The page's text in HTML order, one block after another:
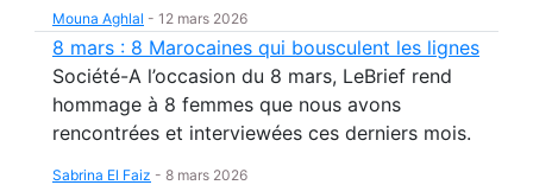
Mouna Aghlal - 12 mars 2026
8 mars : 8 Marocaines qui bousculent les lignes
Société-A l’occasion du 8 mars, LeBrief rend
hommage à 8 femmes que nous avons
rencontrées et interviewées ces derniers mois.
Sabrina El Faiz - 8 mars 2026